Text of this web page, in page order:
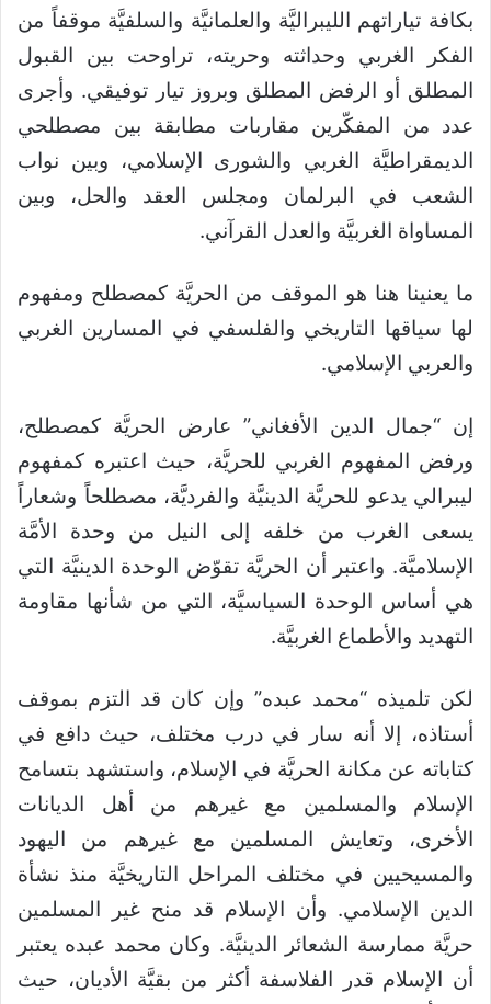
بكافة تياراتهم الليبراليَّة والعلمانيَّة والسلفيَّة موقفاً من
الفكر الغربي وحداثته وحريته، تراوحت بين القبول
المطلق أو الرفض المطلق وبروز تيار توفيقي. وأجرى
عدد من المفكّرين مقاربات مطابقة بين مصطلحي
الديمقراطيَّة الغربي والشورى الإسلامي، وبين نواب
الشعب في البرلمان ومجلس العقد والحل، وبين
المساواة الغربيَّة والعدل القرآني.
ما يعنينا هنا هو الموقف من الحريَّة كمصطلح ومفهوم
لها سياقها التاريخي والفلسفي في المسارين الغربي
والعربي الإسلامي.
إن “جمال الدين الأفغاني” عارض الحريَّة كمصطلح،
ورفض المفهوم الغربي للحريَّة، حيث اعتبره كمفهوم
ليبرالي يدعو للحريَّة الدينيَّة والفرديَّة، مصطلحاً وشعاراً
يسعى الغرب من خلفه إلى النيل من وحدة الأمَّة
الإسلاميَّة. واعتبر أن الحريَّة تقوّض الوحدة الدينيَّة التي
هي أساس الوحدة السياسيَّة، التي من شأنها مقاومة
التهديد والأطماع الغربيَّة.
لكن تلميذه “محمد عبده” وإن كان قد التزم بموقف
أستاذه، إلا أنه سار في درب مختلف، حيث دافع في
كتاباته عن مكانة الحريَّة في الإسلام، واستشهد بتسامح
الإسلام والمسلمين مع غيرهم من أهل الديانات
الأخرى، وتعايش المسلمين مع غيرهم من اليهود
والمسيحيين في مختلف المراحل التاريخيَّة منذ نشأة
الدين الإسلامي. وأن الإسلام قد منح غير المسلمين
حريَّة ممارسة الشعائر الدينيَّة. وكان محمد عبده يعتبر
أن الإسلام قدر الفلاسفة أكثر من بقيَّة الأديان، حيث